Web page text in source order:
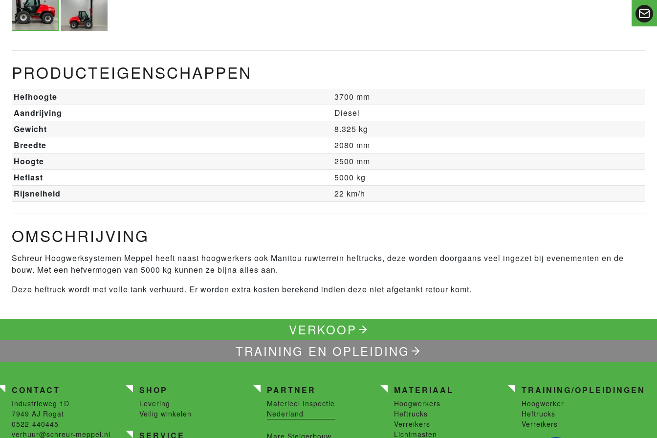
PRODUCTEIGENSCHAPPEN
Hefhoogte
3700 mm
Aandrijving
Diesel
Gewicht
8.325 kg
Breedte
2080 mm
Hoogte
2500 mm
Heflast
5000 kg
Rijsnelheid
22 km/h
OMSCHRIJVING
Schreur Hoogwerksystemen Meppel heeft naast hoogwerkers ook Manitou ruwterrein heftrucks, deze worden doorgaans veel ingezet bij evenementen en de
bouw. Met een hefvermogen van 5000 kg kunnen ze bijna alles aan.
Deze heftruck wordt met volle tank verhuurd. Er worden extra kosten berekend indien deze niet afgetankt retour komt.
VERKOOP
TRAINING EN OPLEIDING
CONTACT
Industrieweg 1D
7949 AJ Rogat
0522-440445
verhuur@schreur-meppel.nl
MATERIAAL
Hoogwerkers
Heftrucks
Verreikers
Lichtmasten
SHOP
Levering
Veilig winkelen
SERVICE
PARTNER
Materieel Inspectie
Nederland
Mare Steigerbouw
TRAINING/OPLEIDINGEN
Hoogwerker
Heftrucks
Verreikers